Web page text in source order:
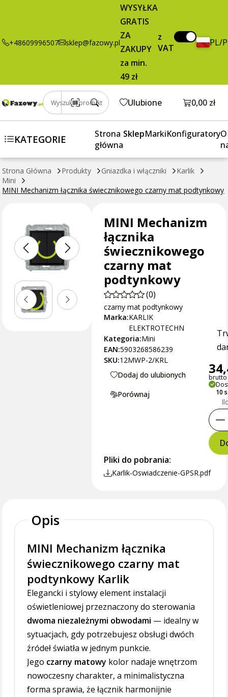
+48609996507 sklep@fazowy.pl
WYSYŁKA
GRATIS
ZA
ZAKUPY
za min.
49 zł
z
VAT
PL/
Wyszukaj produkt Ulubione Otwórz
0,00 zł
KATEGORIE
Strona
główna
SklepMarkiKonfiguratoryO
Strona Główna Produkty Gniazdka i włączniki
Karlik
Mini
MINI Mechanizm łącznika świecznikowego czarny mat podtynkowy
czarny mat
brutto / szt. Dodaj do koszyka
MINI Mechanizm
łącznika
świecznikowego
czarny mat
podtynkowy
(0)
czarny mat podtynkowy
Marka:KARLIK
ELEKTROTECHN
Kategoria:Mini
EAN:5903268586239
SKU:12MWP-2/KRL
Dodaj do ulubionych
Porównaj
brutto
10
Pliki do pobrania:
Karlik-Oswiadczenie-GPSR.pdf
Opis
MINI Mechanizm łącznika
świecznikowego czarny mat
podtynkowy Karlik
Elegancki i stylowy element instalacji
oświetleniowej przeznaczony do sterowania
dwoma niezależnymi obwodami — idealny w
sytuacjach, gdy potrzebujesz obsługi dwóch
źródeł światła w jednym punkcie.
Jego czarny matowy kolor nadaje wnętrzom
nowoczesny charakter, a minimalistyczna
forma sprawia, że łącznik harmonijnie